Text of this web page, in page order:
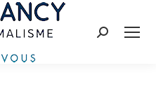
Recherche